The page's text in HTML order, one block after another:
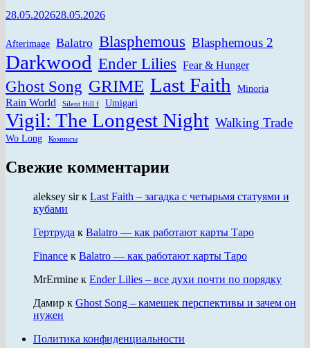
28.05.202628.05.2026
Afterimage Balatro Blasphemous Blasphemous 2
Darkwood Ender Lilies Fear & Hunger
Ghost Song GRIME Last Faith Minoria
Rain World Silent Hill f Umigari
Vigil: The Longest Night Walking Trade
Wo Long Комиксы
Свежие комментарии
aleksey sirк Last Faith – загадка с четырьмя статуями и
кубами
Гертруда к Balatro — как работают карты Таро
Finance к Balatro — как работают карты Таро
MrErmine к Ender Lilies – все духи почти по порядку
Дамир к Ghost Song – камешек перспективы и зачем он
нужен
Политика конфиденциальности